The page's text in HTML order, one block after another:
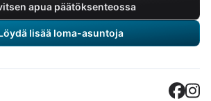
apua päätöksenteossa
lisää loma-asuntoja